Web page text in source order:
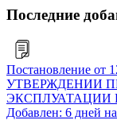
Последние
Постановление от
УТВЕРЖДЕНИИ
Добавлен: 6 дней